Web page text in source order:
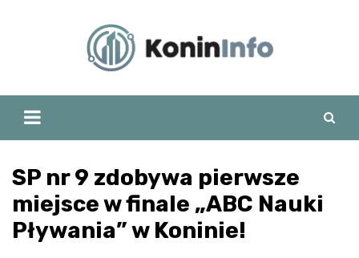
SP nr 9 zdobywa pierwsze
miejsce w finale „ABC Nauki
Pływania” w Koninie!